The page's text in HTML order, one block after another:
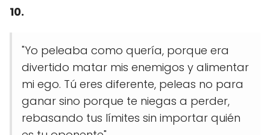
10.
"Yo peleaba como quería, porque era
divertido matar mis enemigos y alimentar
mi ego. Tú eres diferente, peleas no para
ganar sino porque te niegas a perder,
rebasando tus límites sin importar quién